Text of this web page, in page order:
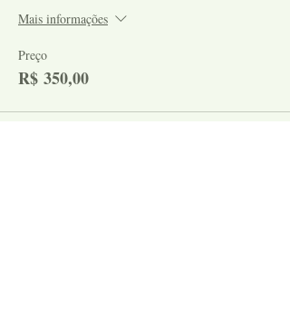
Mais informações
Preço
R$ 350,00